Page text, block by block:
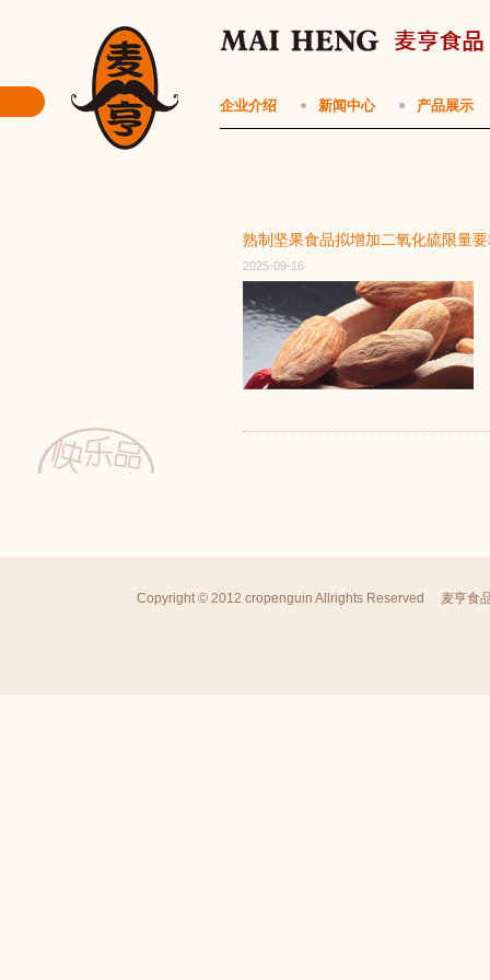
企业介绍 新闻中心 产品展示
熟制坚果食品拟增加二氧化硫限量
2025-09-16
Copyright © 2012 cropenguin Allrights Reserved 麦亨